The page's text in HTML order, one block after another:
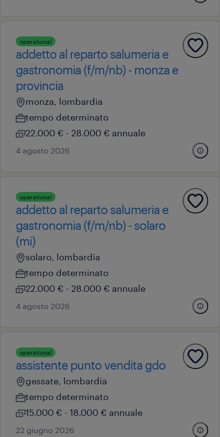
operational
addetto al reparto salumeria e
gastronomia (f/m/nb) - monza e
provincia
monza, lombardia
tempo determinato
22.000 € - 28.000 € annuale
4 agosto 2026
operational
addetto al reparto salumeria e
gastronomia (f/m/nb) - solaro
(mi)
solaro, lombardia
tempo determinato
22.000 € - 28.000 € annuale
4 agosto 2026
operational
assistente punto vendita gdo
gessate, lombardia
tempo determinato
15.000 € - 18.000 € annuale
22 giugno 2026